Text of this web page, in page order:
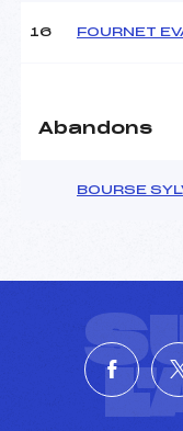
Pénalité
16 FOURNET
Abandons
BOURSE